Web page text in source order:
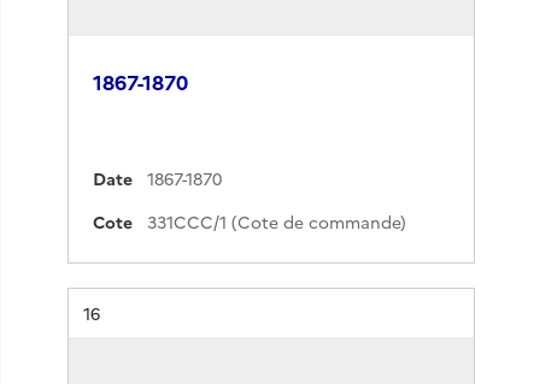
1867-1870
Date
1867-1870
Cote
331CCC/1 (Cote de commande)
Résultat n°
16